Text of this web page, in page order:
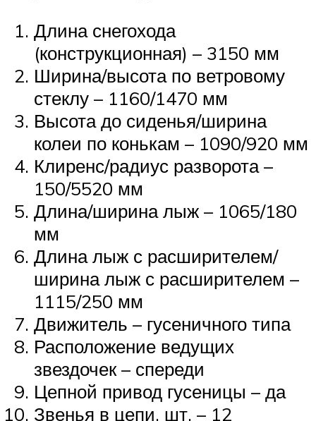
Длина снегохода
(конструкционная) – 3150 мм
Ширина/высота по ветровому
стеклу – 1160/1470 мм
Высота до сиденья/ширина
колеи по конькам – 1090/920 мм
Клиренс/радиус разворота –
150/5520 мм
Длина/ширина лыж – 1065/180
мм
Длина лыж с расширителем/
ширина лыж с расширителем –
1115/250 мм
Движитель – гусеничного типа
Расположение ведущих
звездочек – спереди
Цепной привод гусеницы – да
Звенья в цепи, шт. – 12